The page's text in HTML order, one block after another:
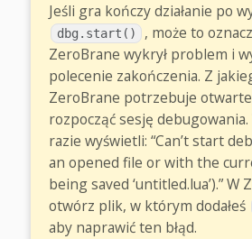
Jeśli gra kończy działanie po
dbg.start()
, może to
ZeroBrane wykrył problem i
polecenie zakończenia. Z
ZeroBrane potrzebuje
rozpocząć sesję
razie wyświetli: “Can’t start
an opened file or with the
being saved ‘untitled.lua’).” W
otwórz plik, w którym dodałeś
aby naprawić ten błąd.